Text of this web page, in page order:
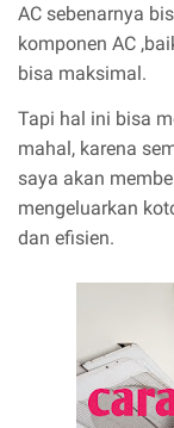
AC sebenarnya
komponen AC
bisa maksimal.
Tapi hal ini bisa
mahal, karena
saya akan
mengeluarkan
dan efisien.